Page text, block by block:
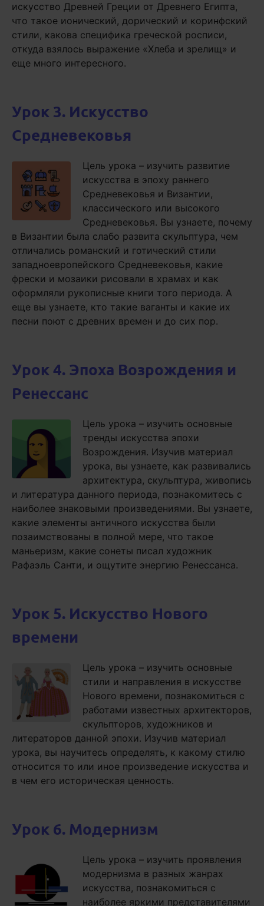
искусство Древней Греции от Древнего Египта,
что такое ионический, дорический и коринфский
стили, какова специфика греческой росписи,
откуда взялось выражение «Хлеба и зрелищ» и
еще много интересного.
Урок 3. Искусство
Средневековья
Цель урока – изучить развитие
искусства в эпоху раннего
Средневековья и Византии,
классического или высокого
Средневековья. Вы узнаете, почему
в Византии была слабо развита скульптура, чем
отличались романский и готический стили
западноевропейского Средневековья, какие
фрески и мозаики рисовали в храмах и как
оформляли рукописные книги того периода. А
еще вы узнаете, кто такие ваганты и какие их
песни поют с древних времен и до сих пор.
Урок 4. Эпоха Возрождения и
Ренессанс
Цель урока – изучить основные
тренды искусства эпохи
Возрождения. Изучив материал
урока, вы узнаете, как развивались
архитектура, скульптура, живопись
и литература данного периода, познакомитесь с
наиболее знаковыми произведениями. Вы узнаете,
какие элементы античного искусства были
позаимствованы в полной мере, что такое
маньеризм, какие сонеты писал художник
Рафаэль Санти, и ощутите энергию Ренессанса.
Урок 5. Искусство Нового
времени
Цель урока – изучить основные
стили и направления в искусстве
Нового времени, познакомиться с
работами известных архитекторов,
скульпторов, художников и
литераторов данной эпохи. Изучив материал
урока, вы научитесь определять, к какому стилю
относится то или иное произведение искусства и
в чем его историческая ценность.
Урок 6. Модернизм
Цель урока – изучить проявления
модернизма в разных жанрах
искусства, познакомиться с
наиболее яркими представителями